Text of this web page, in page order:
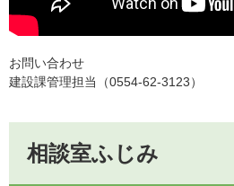
お問い合わせ
建設課管理担当（0554-62-3123）
相談室ふじみ